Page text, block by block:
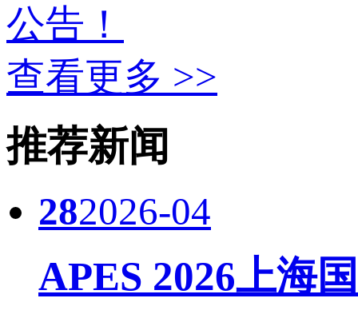
公告！
查看更多 >>
推荐新闻
282026-04
APES 2026上海